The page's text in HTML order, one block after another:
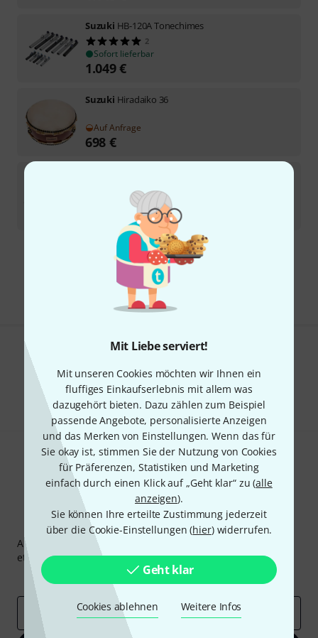
Mit Liebe serviert!
Mit unseren Cookies möchten wir Ihnen ein
fluffiges Einkaufserlebnis mit allem was
dazugehört bieten. Dazu zählen zum Beispiel
passende Angebote, personalisierte Anzeigen
und das Merken von Einstellungen. Wenn das für
Sie okay ist, stimmen Sie der Nutzung von Cookies
für Präferenzen, Statistiken und Marketing
einfach durch einen Klick auf „Geht klar“ zu (alle
anzeigen).
Sie können Ihre erteilte Zustimmung jederzeit
über die Cookie-Einstellungen (hier) widerrufen.
Geht klar
Cookies ablehnen Weitere Infos
Suzuki HB-120A Tonechimes
2
Sofort lieferbar
1.049€
Suzuki Hiradaiko 36
Auf Anfrage
698 €
Sofort lieferbar
Kostenloser Versand ab 29 €
Alle Preise inkl. MwSt.
Teilen Hilfe & Feedback
Thomann Newsletter
Abonniere den Thomann Newsletter und gewinne mit
etwas Glück einen von50 Gutscheinenüber jeweils50€
Inspirierende Beiträge
Deals Thomann Insights
E-Mail-Adresse*